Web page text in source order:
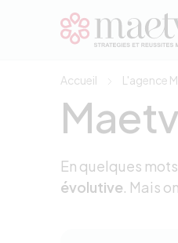
Aller au contenu principal
Accueil L'agence
En quelques mots
évolutive. Mais